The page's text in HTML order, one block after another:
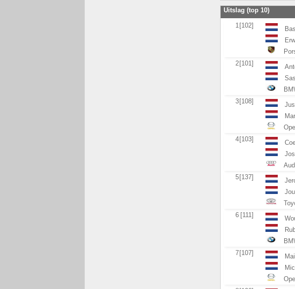
Uitslag (top 10)
1 [102]
2 [101]
3 [108]
4 [103]
5 [137]
6 [111]
7 [107]